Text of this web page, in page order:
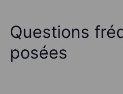
Questions
posées